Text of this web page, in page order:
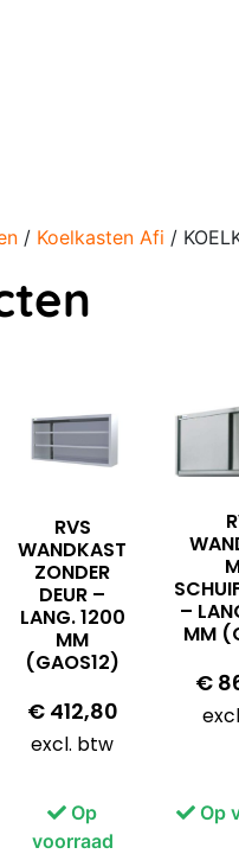
/ Koelkasten Afi /
RVS
WANDKAST
ZONDER
DEUR –
LANG. 1200
MM
(GAOS12)
€412,80
excl. btw
Op
voorraad
–
MM
€
Op